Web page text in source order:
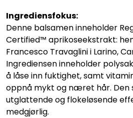
Ingrediensfokus:
Denne balsamen inneholder
Certified™ aprikoseekstrakt:
Francesco Travaglini i Larino,
Ingrediensen inneholder
å låse inn fuktighet, samt
oppnå mykt og næret hår.
utglattende og flokeløsende
medgjørlig.